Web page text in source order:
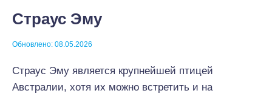
Страус Эму
Обновлено: 08.05.2026
Страус Эму является крупнейшей птицей
Австралии, хотя их можно встретить и на